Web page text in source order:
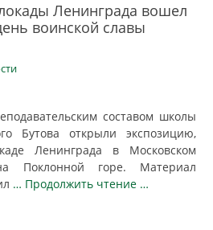
Ленинграда вошел
воинской славы
составом школы
Бутова открыли экспозицию,
Ленинграда в Московском
Поклонной горе. Материал
… Продолжить чтение …